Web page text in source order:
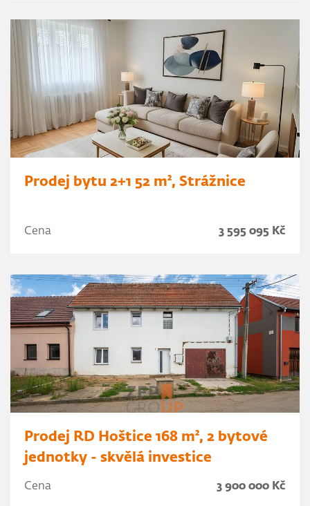
Prodej bytu 2+1 52 m², Strážnice
Cena 3 595 095 Kč
Prodej RD Hoštice 168 m², 2 bytové
jednotky - skvělá investice
Cena 3 900 000 Kč